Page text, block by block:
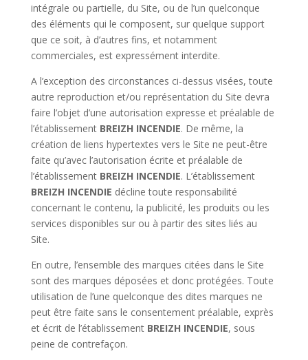
intégrale ou partielle, du Site, ou de l’un quelconque
des éléments qui le composent, sur quelque support
que ce soit, à d’autres fins, et notamment
commerciales, est expressément interdite.
A l’exception des circonstances ci-dessus visées, toute
autre reproduction et/ou représentation du Site devra
faire l’objet d’une autorisation expresse et préalable de
l’établissementBREIZH INCENDIE. De même, la
création de liens hypertextes vers le Site ne peut-être
faite qu’avec l’autorisation écrite et préalable de
l’établissementBREIZH INCENDIE. L’établissement
BREIZH INCENDIE décline toute responsabilité
concernant le contenu, la publicité, les produits ou les
services disponibles sur ou à partir des sites liés au
Site.
En outre, l’ensemble des marques citées dans le Site
sont des marques déposées et donc protégées. Toute
utilisation de l’une quelconque des dites marques ne
peut être faite sans le consentement préalable, exprès
et écrit de l’établissement BREIZH INCENDIE, sous
peine de contrefaçon.